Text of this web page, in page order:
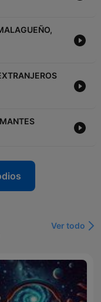
Ver todo